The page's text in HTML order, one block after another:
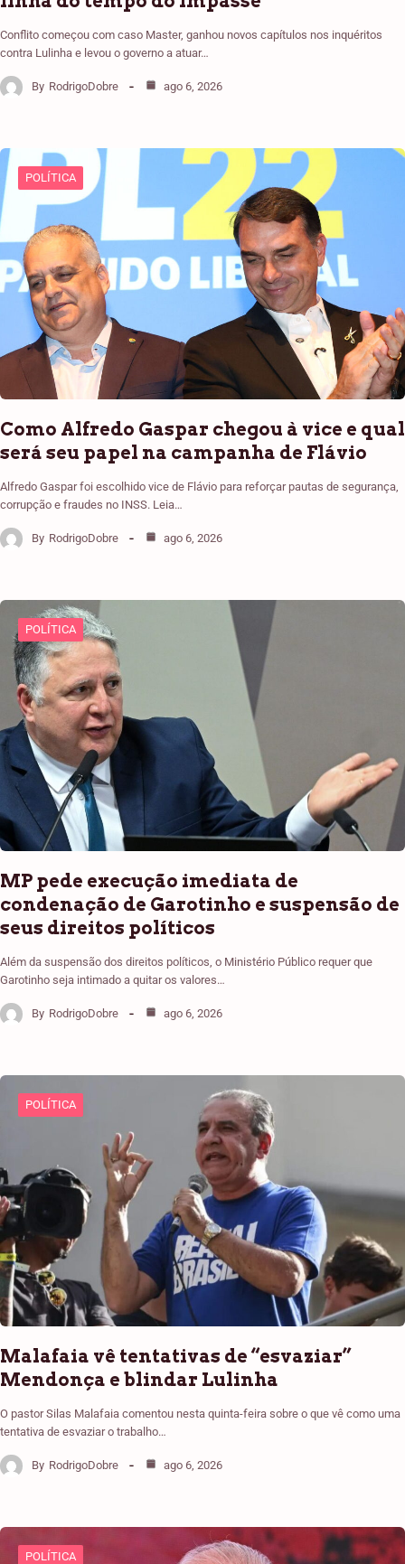
Conflito começou com caso Master, ganhou novos capítulos nos inquéritos
contra Lulinha e levou o governo a atuar…
By RodrigoDobre ago 6, 2026
POLÍTICA
Como Alfredo Gaspar chegou à vice e qual
será seu papel na campanha de Flávio
Alfredo Gaspar foi escolhido vice de Flávio para reforçar pautas de segurança,
corrupção e fraudes no INSS. Leia…
By RodrigoDobre ago 6, 2026
POLÍTICA
MP pede execução imediata de
condenação de Garotinho e suspensão de
seus direitos políticos
Além da suspensão dos direitos políticos, o Ministério Público requer que
Garotinho seja intimado a quitar os valores…
By RodrigoDobre ago 6, 2026
POLÍTICA
Malafaia vê tentativas de “esvaziar”
Mendonça e blindar Lulinha
O pastor Silas Malafaia comentou nesta quinta-feira sobre o que vê como uma
tentativa de esvaziar o trabalho…
By RodrigoDobre ago 6, 2026
POLÍTICA